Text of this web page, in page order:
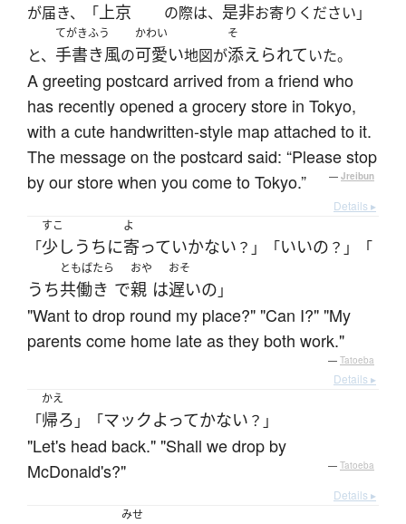
が届き、「上京 の際は、 是非お寄りください」
と、
てがきふう
手書き風の
かわい
可愛い地図が
そ
添えられていた。
A greeting postcard arrived from a friend who
has recently opened a grocery store in Tokyo,
with a cute handwritten-style map attached to it.
The message on the postcard said: “Please stop
by our store when you come to Tokyo.”
— Jreibun
Details ▸
「
すこ
少し うちに
よ
寄っていかない ？」「いいの ？」「
うち
ともばたら
共働き で
おや
親 は
おそ
遅いの 」
"Want to drop round my place?" "Can I?" "My
parents come home late as they both work."
— Tatoeba
Details ▸
「
かえ
帰ろ 」「マックよってかない ？」
"Let's head back." "Shall we drop by
McDonald's?"
— Tatoeba
Details ▸
みせ